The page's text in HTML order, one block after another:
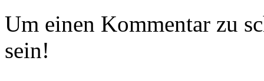
Um einen Kommentar zu
sein!